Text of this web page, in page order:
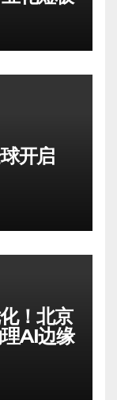
开启
！北京
AI边缘